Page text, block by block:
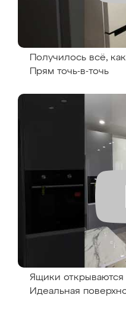
Получилось всё,
Прям точь-в-точь
Ящики открываются
Идеальная